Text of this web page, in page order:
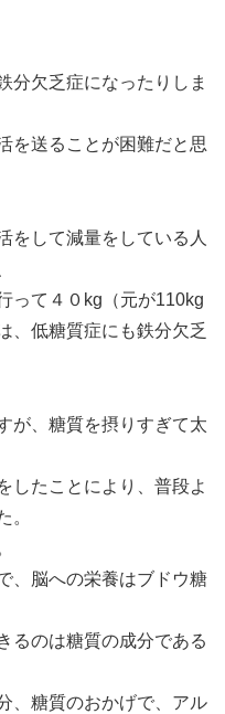
分欠乏症になったりしま
を送ることが困難だと思
をして減量をしている人
って４０kg（元が110kg
、低糖質症にも鉄分欠乏
が、糖質を摂りすぎて太
したことにより、普段よ
。
、脳への栄養はブドウ糖
るのは糖質の成分である
、糖質のおかげで、アル